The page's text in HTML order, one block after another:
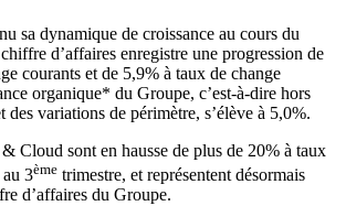
sa dynamique de croissance au cours du
d’affaires enregistre une progression de
courants et de 5,9% à taux de change
organique* du Groupe, c’est-à-dire hors
des variations de périmètre, s’élève à 5,0%.
Cloud sont en hausse de plus de 20% à taux
au 3ème trimestre, et représentent désormais
d’affaires du Groupe.